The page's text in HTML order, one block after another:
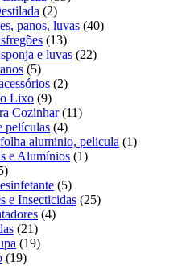
22
produtos
panos, luvas 4040
1313
produtos
e luvas 2222
55
produtos
22
Lixo 99
produtos
Cozinhar 1111
películas 44
produtos
aluminio, pelicula 11
e Alumínios 11
5
produtos
55
produtos
e Insecticidas 2525
44
2121
produtos
1919
1919